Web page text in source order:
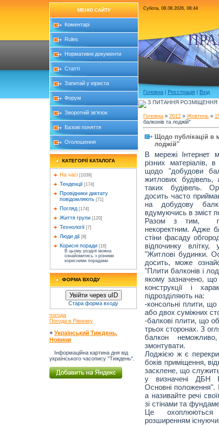
МЕНЮ САЙТУ
Коментарі
Rules
Нормативні документи
Статті
Запитай у юриста
Форум
Зворотній зв'язок
Базові поняття
Оголошення
КАТЕГОРІЇ КАТАЛОГА
На часі [1039]
Тенденції [174]
Провідники диктату
повідомляють [71]
Погляд [174]
Життя групи [120]
Технології [7]
Люди дії [8]
Корисні поради [16]
В цьому розділі можна
ознайомитись з різними
корисними порадами
ФОРМА ВХОДУ
Увійти через uID
Стара форма входу
погода
Погода в Рівному
+ Український Тиждень.
Новини
Інформаційна картина дня від
українського часопису "Тиждень".
Субота, 08.08.2026, 08:44
Головна | Реєстрація | Вхід
З ПИТАННЯ РОЗМІЩЕННЯ
Головна » 2012 » Жовтень »
балконів та лоджій"
Щодо публікацій в
лоджій"
В мережі Інтернет
різних матеріалів,
щодо "добудови
житлових
таких будівель.
досить часто
на добудову
вдумуючись в зміст
Разом з тим,
некоректним. Адже
стіни фасаду
відпочинку
"Житлові будинки.
досить, може
"Плити балконів і
якому зазначено,
конструкції і
підрозділяють на:
-консольні плити, що
або двох суміжних
-балкові плити, що
трьох сторонах. З
балкон
змонтувати.
Лоджією ж є
боків приміщення,
засклене, що
у визначені ДБН
Основні положення".
а називайте речі
зі стінами та
Це охоплюються
розширенням